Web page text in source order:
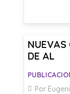
NUEVAS
DE AL
Por